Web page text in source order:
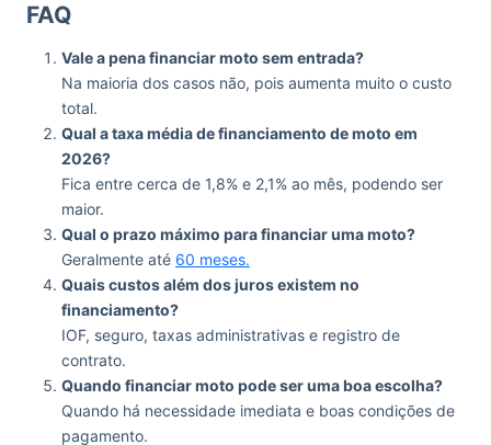
FAQ
Vale a pena financiar moto sem entrada?
Na maioria dos casos não, pois aumenta muito o custo
total.
Qual a taxa média de financiamento de moto em
2026?
Fica entre cerca de 1,8% e 2,1% ao mês, podendo ser
maior.
Qual o prazo máximo para financiar uma moto?
Geralmente até 60 meses.
Quais custos além dos juros existem no
financiamento?
IOF, seguro, taxas administrativas e registro de
contrato.
Quando financiar moto pode ser uma boa escolha?
Quando há necessidade imediata e boas condições de
pagamento.